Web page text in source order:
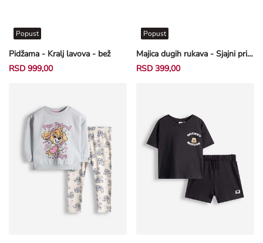
Pidžama - Kralj lavova - bež
Popust
RSD 999,00
Majica dugih rukava - Sjajni print - bela
Popust
RSD 399,00